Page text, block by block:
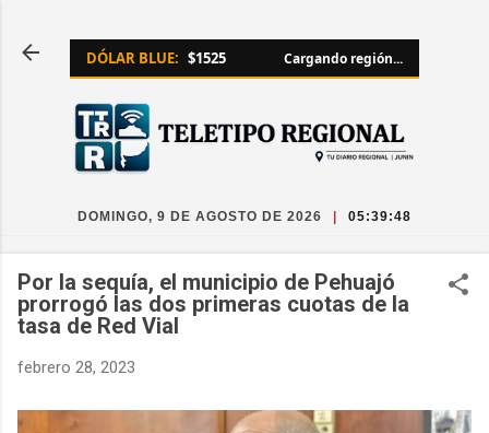
DÓLAR BLUE: $1525 Cargando región...
DOMINGO, 9 DE AGOSTO DE 2026 05:39:49
Por la sequía, el municipio de Pehuajó
prorrogó las dos primeras cuotas de la
tasa de Red Vial
febrero 28, 2023